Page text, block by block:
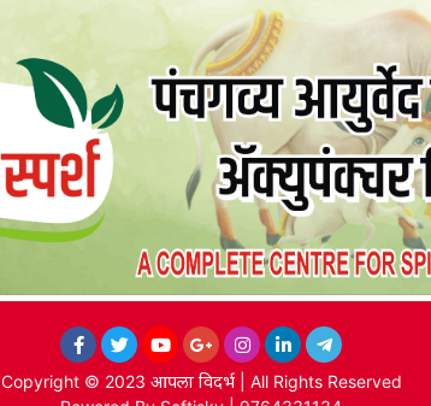
Copyright © 2023 आपला विदर्भ| All Rights Reserved